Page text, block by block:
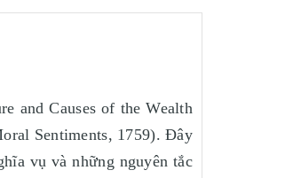
and Causes of the Wealth
Sentiments, 1759). Đây
vụ và những nguyên tắc